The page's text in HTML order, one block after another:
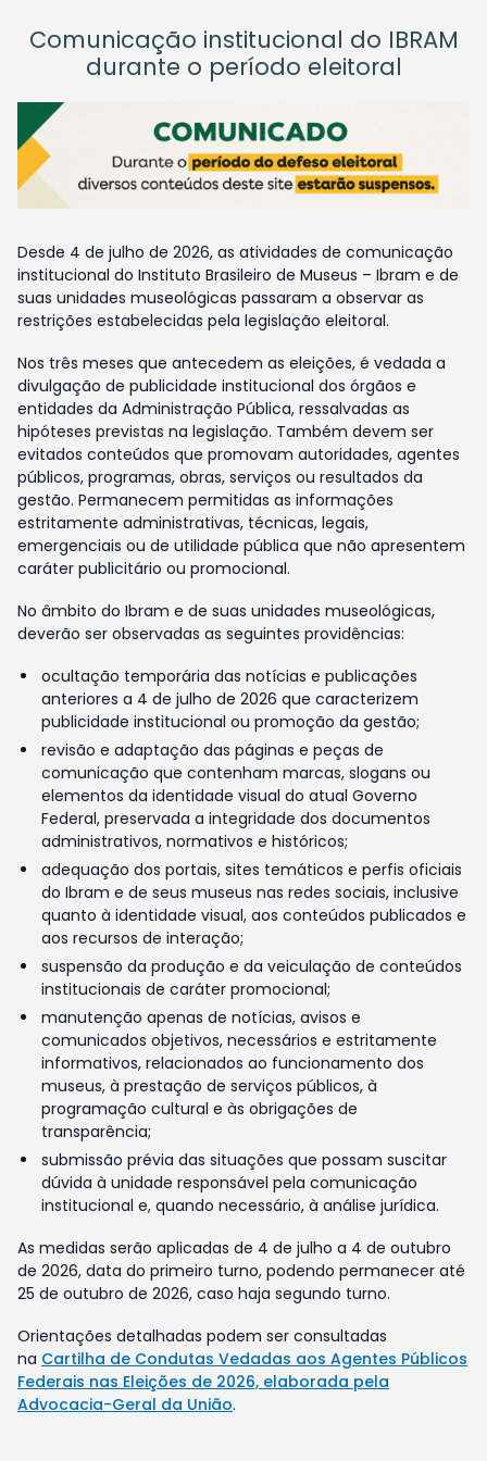
Comunicação institucional do IBRAM
durante o período eleitoral
Desde 4 de julho de 2026, as atividades de comunicação
institucional do Instituto Brasileiro de Museus – Ibram e de
suas unidades museológicas passaram a observar as
restrições estabelecidas pela legislação eleitoral.
Nos três meses que antecedem as eleições, é vedada a
divulgação de publicidade institucional dos órgãos e
entidades da Administração Pública, ressalvadas as
hipóteses previstas na legislação. Também devem ser
evitados conteúdos que promovam autoridades, agentes
públicos, programas, obras, serviços ou resultados da
gestão. Permanecem permitidas as informações
estritamente administrativas, técnicas, legais,
emergenciais ou de utilidade pública que não apresentem
caráter publicitário ou promocional.
No âmbito do Ibram e de suas unidades museológicas,
deverão ser observadas as seguintes providências:
ocultação temporária das notícias e publicações
anteriores a 4 de julho de 2026 que caracterizem
publicidade institucional ou promoção da gestão;
revisão e adaptação das páginas e peças de
comunicação que contenham marcas, slogans ou
elementos da identidade visual do atual Governo
Federal, preservada a integridade dos documentos
administrativos, normativos e históricos;
adequação dos portais, sites temáticos e perfis oficiais
do Ibram e de seus museus nas redes sociais, inclusive
quanto à identidade visual, aos conteúdos publicados e
aos recursos de interação;
suspensão da produção e da veiculação de conteúdos
institucionais de caráter promocional;
manutenção apenas de notícias, avisos e
comunicados objetivos, necessários e estritamente
informativos, relacionados ao funcionamento dos
museus, à prestação de serviços públicos, à
programação cultural e às obrigações de
transparência;
submissão prévia das situações que possam suscitar
dúvida à unidade responsável pela comunicação
institucional e, quando necessário, à análise jurídica.
As medidas serão aplicadas de 4 de julho a 4 de outubro
de 2026, data do primeiro turno, podendo permanecer até
25 de outubro de 2026, caso haja segundo turno.
Orientações detalhadas podem ser consultadas
na Cartilha de Condutas Vedadas aos Agentes Públicos
Federais nas Eleições de 2026, elaborada pela
Advocacia-Geral da União.